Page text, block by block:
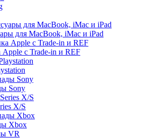
для MacBook, iMac и iPad
Apple с Trade-in и REF
Sony
X/S
Xbox